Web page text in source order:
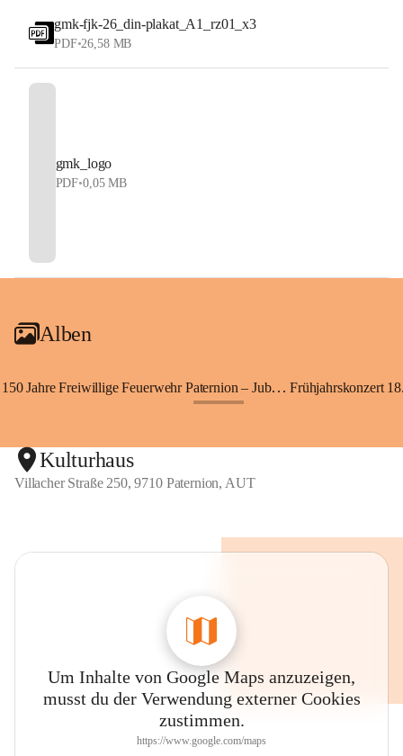
gmk-fjk-26_din-plakat_A1_rz01_x3
PDF•26,58 MB
gmk_logo
PDF•0,05 MB
Alben
150 Jahre Freiwillige Feuerwehr Paternion – Jubiläumsfest Frühjahrskonzert
Kulturhaus
Villacher Straße 250, 9710 Paternion, AUT
Um Inhalte von Google Maps anzuzeigen,
musst du der Verwendung externer Cookies
zustimmen.
https://www.google.com/maps